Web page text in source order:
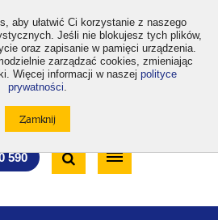
aby ułatwić Ci korzystanie z naszego
Jeśli nie blokujesz tych plików,
oraz zapisanie w pamięci urządzenia.
zarządzać cookies, zmieniając
Więcej informacji w naszej polityce
prywatności.
A
otwiera
nowej
590 Wyszukiwarka
Otwórz
/